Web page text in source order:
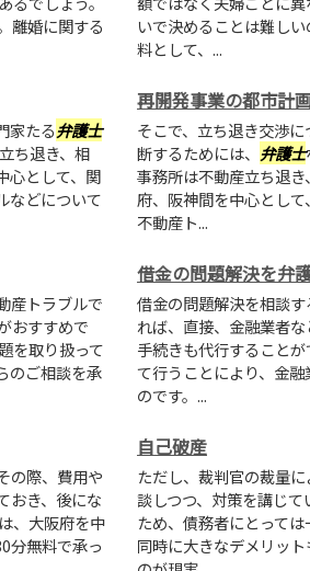
離婚に関する
いで決めることは難しい
料として、...
家たる弁護士
ち退き、相
心として、関
などについて
再開発事業の都市計
そこで、立ち退き交渉
断するためには、 弁護士
事務所は不動産立ち退
府、阪神間を中心とし
不動産ト...
産トラブルで
おすすめで
を取り扱って
のご相談を承
借金の問題解決を弁
借金の問題解決を相談す
れば、直接、金融業者
手続きも代行すること
て行うことにより、金
のです。...
の際、費用や
おき、後にな
、大阪府を中
分無料で承っ
自己破産
ただし、裁判官の裁量に
談しつつ、対策を講じ
ため、債務者にとって
同時に大きなデメリッ